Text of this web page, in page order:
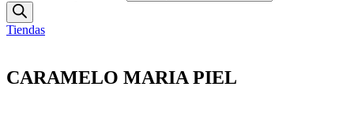
Tiendas
CARAMELO MARIA PIEL